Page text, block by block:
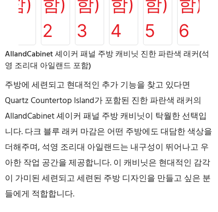
AllandCabinet 셰이커 패널 주방 캐비닛 진한 파란색 래커(석
영 조리대 아일랜드 포함)
주방에 세련되고 현대적인 추가 기능을 찾고 있다면
Quartz Countertop Island가 포함된 진한 파란색 래커의
AllandCabinet 셰이커 패널 주방 캐비닛이 탁월한 선택입
니다. 다크 블루 래커 마감은 어떤 주방에도 대담한 색상을
더해주며, 석영 조리대 아일랜드는 내구성이 뛰어나고 우
아한 작업 공간을 제공합니다. 이 캐비닛은 현대적인 감각
이 가미된 세련되고 세련된 주방 디자인을 만들고 싶은 분
들에게 적합합니다.